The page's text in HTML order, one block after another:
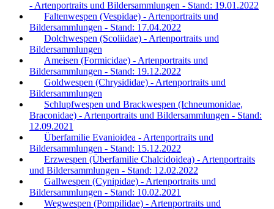
- Artenportraits und Bildersammlungen - Stand: 19.01.2022
Faltenwespen (Vespidae) - Artenportraits und
Bildersammlungen - Stand: 17.04.2022
Dolchwespen (Scoliidae) - Artenportraits und
Bildersammlungen
Ameisen (Formicidae) - Artenportraits und
Bildersammlungen - Stand: 19.12.2022
Goldwespen (Chrysididae) - Artenportraits und
Bildersammlungen
Schlupfwespen und Brackwespen (Ichneumonidae,
Braconidae) - Artenportraits und Bildersammlungen - Stand:
12.09.2021
Überfamilie Evanioidea - Artenportraits und
Bildersammlungen - Stand: 15.12.2022
Erzwespen (Überfamilie Chalcidoidea) - Artenportraits
und Bildersammlungen - Stand: 12.02.2022
Gallwespen (Cynipidae) - Artenportraits und
Bildersammlungen - Stand: 10.02.2021
Wegwespen (Pompilidae) - Artenportraits und